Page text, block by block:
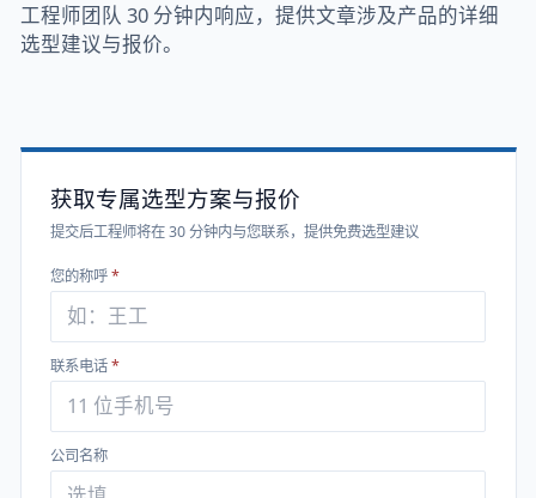
工程师团队 30 分钟内响应，提供文章涉及产品的详细
选型建议与报价。
获取专属选型方案与报价
提交后工程师将在 30 分钟内与您联系，提供免费选型建议
您的称呼*
联系电话*
公司名称